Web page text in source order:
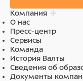
Компания
О нас
Пресс-центр
Сервисы
Команда
История Валты
Сведения об
Документы